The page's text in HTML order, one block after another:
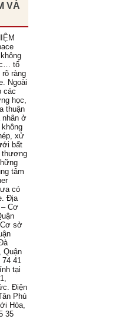
VÀ
tổ
ràng
Ngoài
các
học,
thuận
nhân ở
xử
bất
thương
tâm
có
Địa
– Cơ
Cơ sở
Quận
74 41
tại
Điện
Phú
Hòa,
35